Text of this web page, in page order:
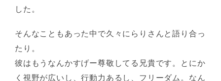
した。
そんなこともあった中で久々にらりさんと語り合っ
たり。
彼はもうなんかすげー尊敬してる兄貴です。とにか
く視野が広いし、行動力あるし、フリーダム。なん